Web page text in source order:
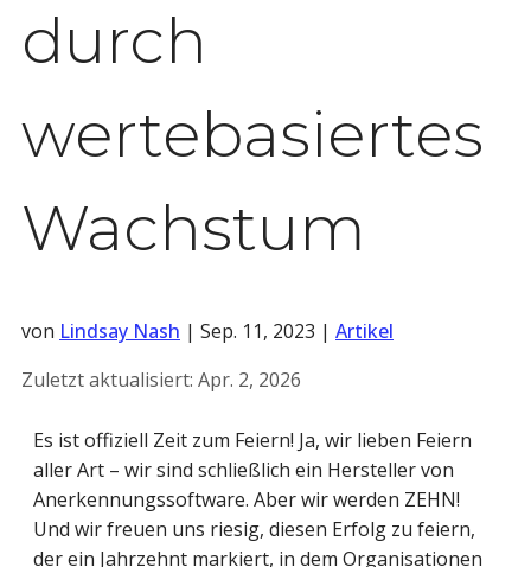
durch
wertebasiertes
Wachstum
von Lindsay Nash | Sep. 11, 2023 | Artikel
Zuletzt aktualisiert: Apr. 2, 2026
Es ist offiziell Zeit zum Feiern! Ja, wir lieben Feiern
aller Art – wir sind schließlich ein Hersteller von
Anerkennungssoftware. Aber wir werden ZEHN!
Und wir freuen uns riesig, diesen Erfolg zu feiern,
der ein Jahrzehnt markiert, in dem Organisationen